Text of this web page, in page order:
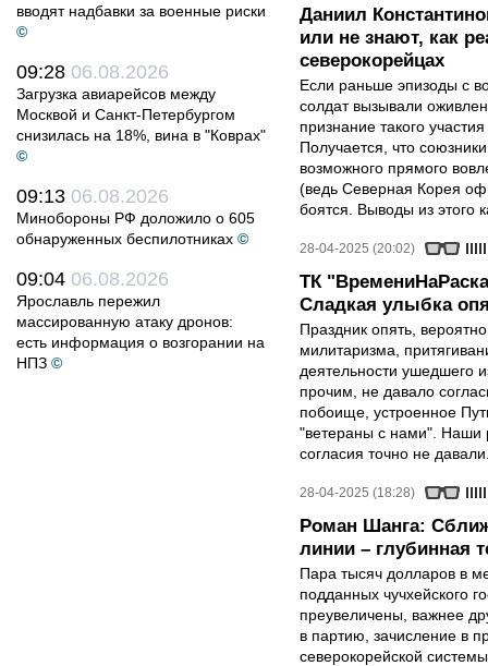
вводят надбавки за военные риски
©
09:28 06.08.2026
Загрузка авиарейсов между
Москвой и Санкт-Петербургом
снизилась на 18%, вина в "Коврах"
©
09:13 06.08.2026
Минобороны РФ доложило о 605
обнаруженных беспилотниках ©
09:04 06.08.2026
Ярославль пережил
массированную атаку дронов:
есть информация о возгорании на
НПЗ ©
Даниил
или не знают, как
северокорейцах
Если раньше эпизоды с
солдат вызывали
признание такого
Получается, что
возможного прямого
(ведь Северная Корея
боятся. Выводы из этого
28-04-2025 (20:02)
ТК
Сладкая улыбка
Праздник опять,
милитаризма,
деятельности ушедшего
прочим, не давало
побоище, устроенное
"ветераны с нами". Наши
согласия точно не
28-04-2025 (18:28)
Роман Шанга:
линии – глубинная
Пара тысяч долларов в
подданных чучхейского
преувеличены, важнее
в партию, зачисление в
северокорейской